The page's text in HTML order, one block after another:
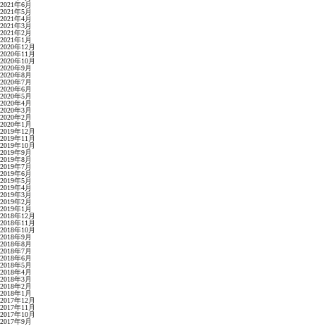
2021年6月
2021年5月
2021年4月
2021年3月
2021年2月
2021年1月
2020年12月
2020年11月
2020年10月
2020年9月
2020年8月
2020年7月
2020年6月
2020年5月
2020年4月
2020年3月
2020年2月
2020年1月
2019年12月
2019年11月
2019年10月
2019年9月
2019年8月
2019年7月
2019年6月
2019年5月
2019年4月
2019年3月
2019年2月
2019年1月
2018年12月
2018年11月
2018年10月
2018年9月
2018年8月
2018年7月
2018年6月
2018年5月
2018年4月
2018年3月
2018年2月
2018年1月
2017年12月
2017年11月
2017年10月
2017年9月